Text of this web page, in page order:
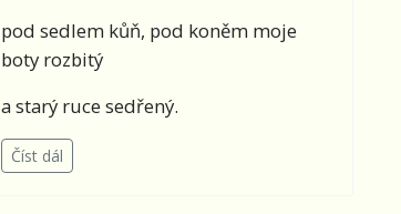
pod sedlem kůň, pod koněm moje
boty rozbitý
a starý ruce sedřený.
Číst dál